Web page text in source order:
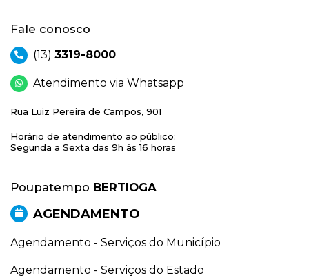
Fale conosco
(13) 3319-8000
Atendimento via Whatsapp
Rua Luiz Pereira de Campos, 901
Horário de atendimento ao público:
Segunda a Sexta das 9h às 16 horas
Poupatempo BERTIOGA
AGENDAMENTO
Agendamento - Serviços do Município
Agendamento - Serviços do Estado